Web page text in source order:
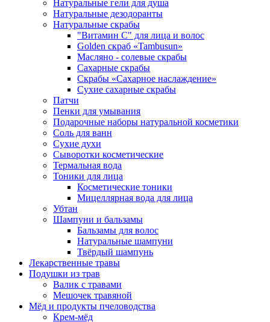
Натуральные гели для душа
Натуральные дезодоранты
Натуральные скрабы
"Витамин С" для лица и волос
Golden скраб «Tambusun»
Масляно - солевые скрабы
Сахарные скрабы
Скрабы «Сахарное наслаждение»
Сухие сахарные скрабы
Патчи
Пенки для умывания
Подарочные наборы натуральной косметики
Соль для ванн
Сухие духи
Сыворотки косметические
Термальная вода
Тоники для лица
Косметические тоники
Мицеллярная вода для лица
Убтан
Шампуни и бальзамы
Бальзамы для волос
Натуральные шампуни
Твёрдый шампунь
Лекарственные травы
Подушки из трав
Валик с травами
Мешочек травяной
Мёд и продукты пчеловодства
Крем-мёд